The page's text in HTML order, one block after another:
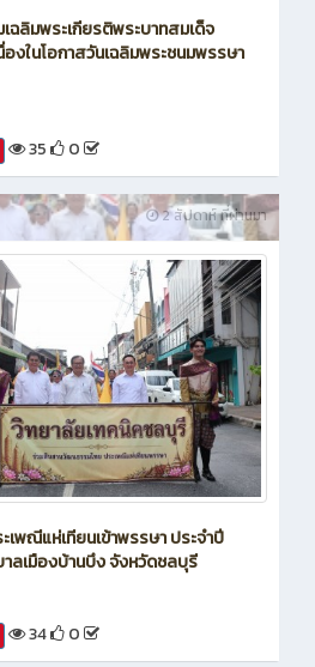
เฉลิมพระเกียรติพระบาทสมเด็จ
องในโอกาสวันเฉลิมพระชนมพรรษา
35 0
2 สัปดาห์ ที่ผ่านมา
เพณีแห่เทียนเข้าพรรษา ประจำปี
ลเมืองบ้านบึง จังหวัดชลบุรี
34 0